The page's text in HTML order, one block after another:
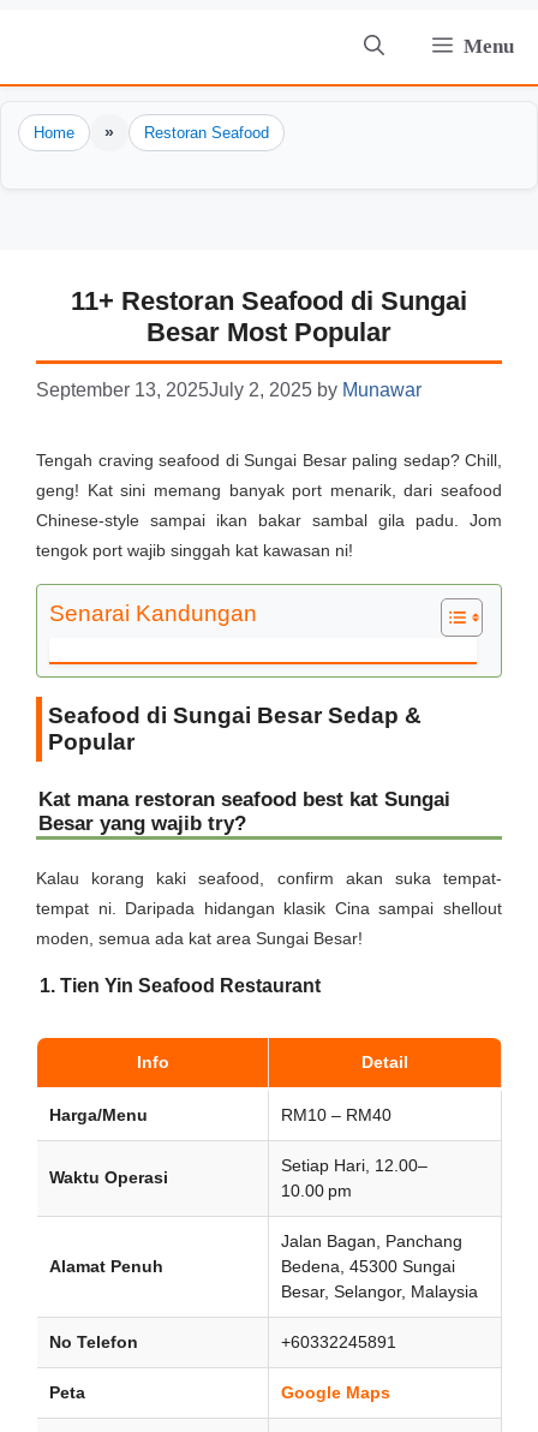
content
Menu
Home » Restoran Seafood
11+ Restoran Seafood di Sungai
Besar Most Popular
September 13, 2025July 2, 2025 by Munawar
Tengah craving seafood di Sungai Besar paling sedap? Chill,
geng! Kat sini memang banyak port menarik, dari seafood
Chinese-style sampai ikan bakar sambal gila padu. Jom
tengok port wajib singgah kat kawasan ni!
Senarai Kandungan
Seafood di Sungai Besar Sedap &
Popular
Kat mana restoran seafood best kat Sungai
Besar yang wajib try?
Kalau korang kaki seafood, confirm akan suka tempat-
tempat ni. Daripada hidangan klasik Cina sampai shellout
moden, semua ada kat area Sungai Besar!
1. Tien Yin Seafood Restaurant
Info Detail
Harga/Menu RM10 – RM40
Waktu Operasi
Setiap Hari, 12.00–
10.00 pm
Alamat Penuh
Jalan Bagan, Panchang
Bedena, 45300 Sungai
Besar, Selangor, Malaysia
No Telefon +60332245891
Peta Google Maps